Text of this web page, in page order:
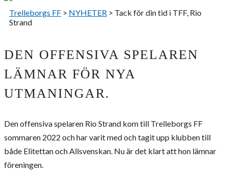
Trelleborgs FF > NYHETER > Tack för din tid i TFF, Rio
Strand
DEN OFFENSIVA SPELAREN
LÄMNAR FÖR NYA
UTMANINGAR.
Den offensiva spelaren Rio Strand kom till Trelleborgs FF
sommaren 2022 och har varit med och tagit upp klubben till
både Elitettan och Allsvenskan. Nu är det klart att hon lämnar
föreningen.